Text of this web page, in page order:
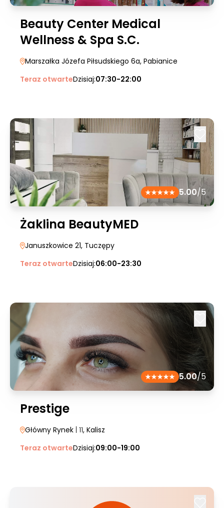
Beauty Center Medical
Wellness & Spa S.C.
Marszałka Józefa Piłsudskiego 6a, Pabianice
Teraz otwarteDzisiaj:07:30-22:00
5.00/5
Żaklina BeautyMED
Januszkowice 21, Tuczępy
Teraz otwarteDzisiaj:06:00-23:30
5.00/5
Prestige
Główny Rynek | 11, Kalisz
Teraz otwarteDzisiaj:09:00-19:00